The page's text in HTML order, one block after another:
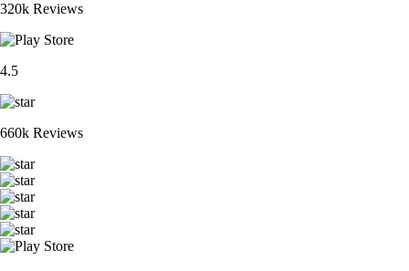
320k Reviews
4.5
660k Reviews